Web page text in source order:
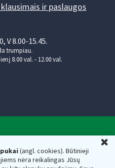
(angl. cookies). Būtinieji
nėra reikalingas Jūsų
ir paslaugos
V 8.00-15.45.
trumpiau.
8.00 val. - 12.00 val.